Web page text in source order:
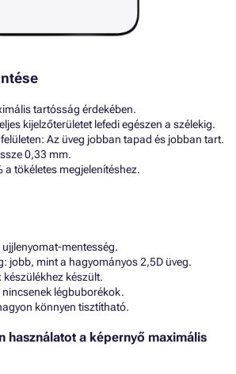
tartósság érdekében.
kijelzőterületet lefedi egészen a szélekig.
Az üveg jobban tapad és jobban tart.
0,33 mm.
tökéletes megjelenítéshez.
mentesség.
jobb, mint a hagyományos 2,5D üveg.
készülékhez készült.
nincsenek légbuborékok.
könnyen tisztítható.
használatot a képernyő maximális